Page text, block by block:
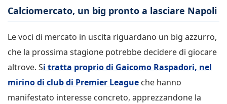
Calciomercato, un big pronto a lasciare Napoli
Le voci di mercato in uscita riguardano un big azzurro,
che la prossima stagione potrebbe decidere di giocare
altrove. Si tratta proprio di Gaicomo Raspadori, nel
mirino di club di Premier League che hanno
manifestato interesse concreto, apprezzandone la